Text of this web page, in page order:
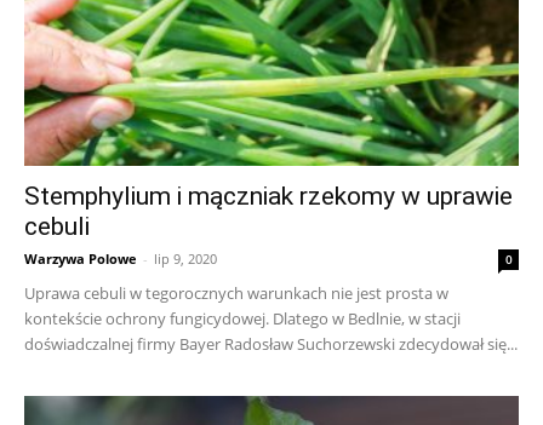
Stemphylium i mączniak rzekomy w uprawie
cebuli
Warzywa Polowe - lip 9, 2020 0
Uprawa cebuli w tegorocznych warunkach nie jest prosta w
kontekście ochrony fungicydowej. Dlatego w Bedlnie, w stacji
doświadczalnej firmy Bayer Radosław Suchorzewski zdecydował się...